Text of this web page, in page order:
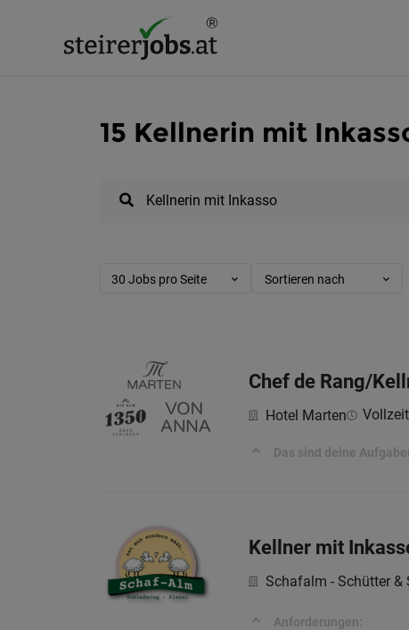
15 Kellnerin mit
30 Jobs pro Seite Sortieren nach
Chef de Rang/
Hotel Marten
Das sind deine
Kellner mit
Schafalm - Schütter &
Anforderungen: